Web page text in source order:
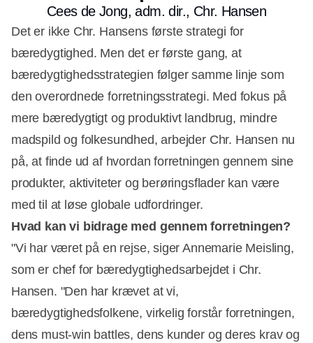
Cees de Jong, adm. dir., Chr. Hansen
Det er ikke Chr. Hansens første strategi for
bæredygtighed. Men det er første gang, at
bæredygtighedsstrategien følger samme linje som
den overordnede forretningsstrategi. Med fokus på
mere bæredygtigt og produktivt landbrug, mindre
madspild og folkesundhed, arbejder Chr. Hansen nu
på, at finde ud af hvordan forretningen gennem sine
produkter, aktiviteter og berøringsflader kan være
med til at løse globale udfordringer.
Annonce
Hvad kan vi bidrage med gennem forretningen?
"Vi har været på en rejse, siger Annemarie Meisling,
som er chef for bæredygtighedsarbejdet i Chr.
Hansen. "Den har krævet at vi,
bæredygtighedsfolkene, virkelig forstår forretningen,
dens must-win battles, dens kunder og deres krav og